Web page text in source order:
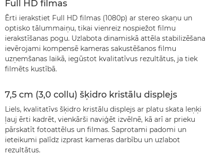
Full HD filmas
Ērti ierakstiet Full HD filmas (1080p) ar stereo skaņu un
optisko tālummaiņu, tikai vienreiz nospiežot filmu
ierakstīšanas pogu. Uzlabota dinamiskā attēla stabilizēšana
ievērojami kompensē kameras sakustēšanos filmu
uzņemšanas laikā, iegūstot kvalitatīvus rezultātus, ja tiek
filmēts kustībā.
7,5 cm (3,0 collu) šķidro kristālu displejs
Liels, kvalitatīvs šķidro kristālu displejs ar platu skata leņķi
ļauj ērti kadrēt, vienkārši naviģēt izvēlnē, kā arī ar prieku
pārskatīt fotoattēlus un filmas. Saprotami padomi un
ieteikumi palīdz izprast kameras darbību un uzlabot
rezultātus.